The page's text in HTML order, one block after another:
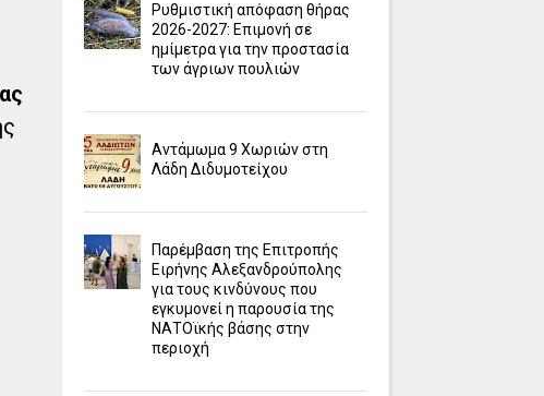
Ρυθμιστική απόφαση θήρας
2026-2027: Επιμονή σε
ημίμετρα για την προστασία
των άγριων πουλιών
Αντάμωμα 9 Χωριών στη
Λάδη Διδυμοτείχου
Παρέμβαση της Επιτροπής
Ειρήνης Αλεξανδρούπολης
για τους κινδύνους που
εγκυμονεί η παρουσία της
ΝΑΤΟϊκής βάσης στην
περιοχή